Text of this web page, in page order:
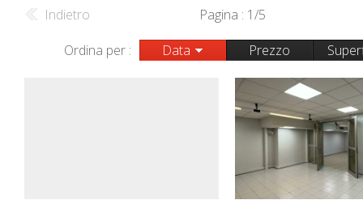
Indietro
Pagina : 1/5
Ordina per :
Data Prezzo